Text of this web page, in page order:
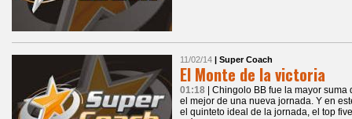
11/02/14 | Super Coach
El Monte de la victoria
01:18
| Chingolo BB fue la mayor
el mejor de una nueva jornada. Y en
el quinteto ideal de la jornada, el top